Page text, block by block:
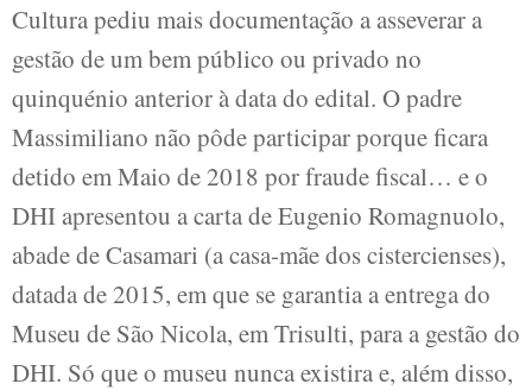
Cultura pediu mais documentação a asseverar a
gestão de um bem público ou privado no
quinquénio anterior à data do edital. O padre
Massimiliano não pôde participar porque ficara
detido em Maio de 2018 por fraude fiscal… e o
DHI apresentou a carta de Eugenio Romagnuolo,
abade de Casamari (a casa-mãe dos cistercienses),
datada de 2015, em que se garantia a entrega do
Museu de São Nicola, em Trisulti, para a gestão do
DHI. Só que o museu nunca existira e, além disso,